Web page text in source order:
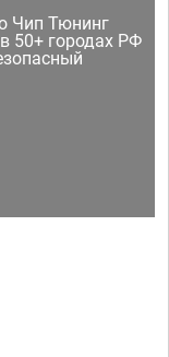
Чип Тюнинг
50+ городах РФ